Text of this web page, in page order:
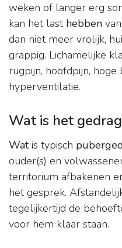
weken of langer erg
kan het last hebben
dan niet meer vrolijk,
grappig. Lichamelijke
rugpijn, hoofdpijn,
hyperventilatie.
Wat is het
Watis typisch
ouder(s) en
territorium afbakenen
het gesprek.
tegelijkertijd de
voor hem klaar staan.